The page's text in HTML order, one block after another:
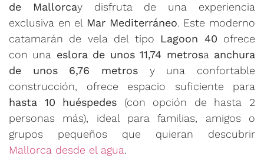
de Mallorcay disfruta de una experiencia
exclusiva en el Mar Mediterráneo. Este moderno
catamarán de vela del tipo Lagoon 40 ofrece
con una eslora de unos 11,74 metrosa anchura
de unos 6,76 metros y una confortable
construcción, ofrece espacio suficiente para
hasta 10 huéspedes (con opción de hasta 2
personas más), ideal para familias, amigos o
grupos pequeños que quieran descubrir
Mallorca desde el agua.